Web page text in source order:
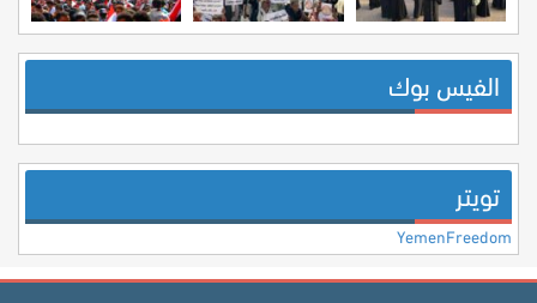
الفيس بوك
تويتر
YemenFreedom